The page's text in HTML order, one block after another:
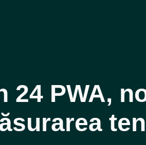
24 PWA,